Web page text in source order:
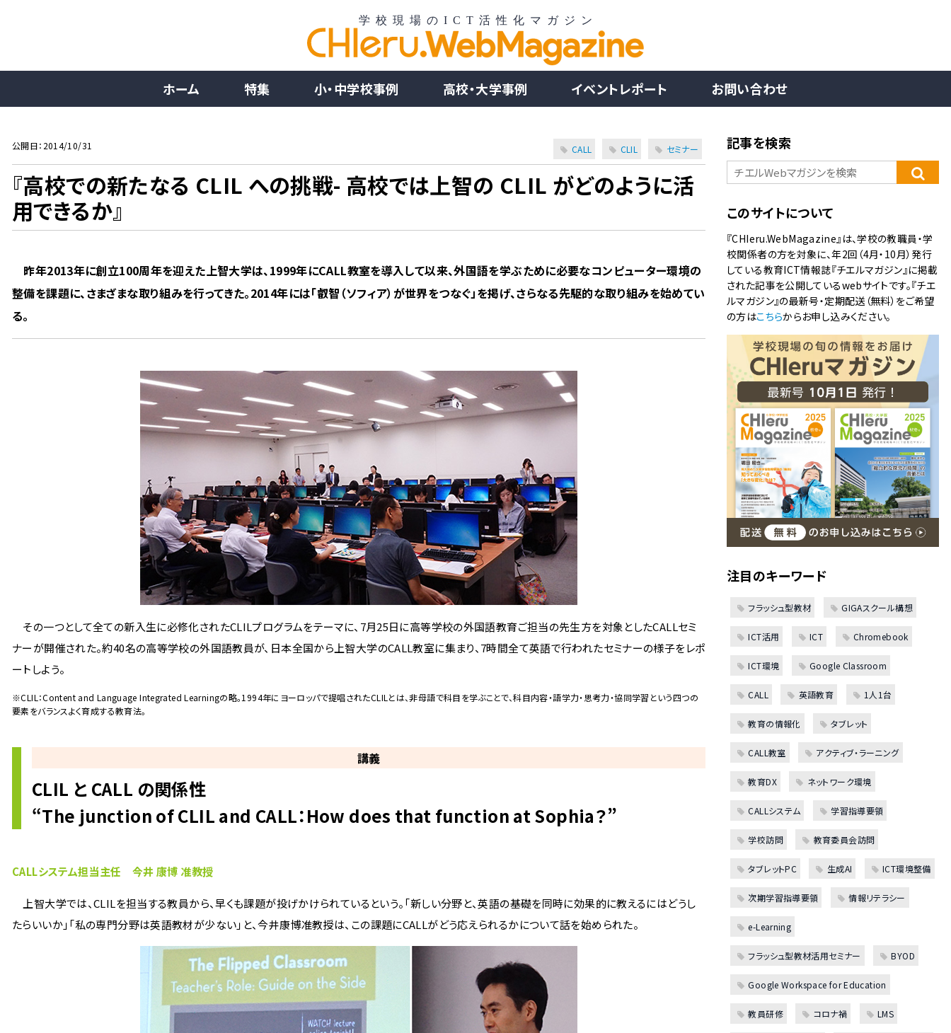
ホーム 特集 小・中学校事例 高校・大学事例 イベントレポート お問い合わせ
公開日：2014/10/31 CALL CLIL セミナー
『高校での新たなる CLIL への挑戦- 高校では上智の CLIL がどのように活
用できるか』
昨年2013年に創立100周年を迎えた上智大学は、1999年にCALL教室を導入して以来、外国語を学ぶために必要なコンピューター環境の
整備を課題に、さまざまな取り組みを行ってきた。2014年には「叡智（ソフィア）が世界をつなぐ」を掲げ、さらなる先駆的な取り組みを始めてい
る。
その一つとして全ての新入生に必修化されたCLILプログラムをテーマに、7月25日に高等学校の外国語教育ご担当の先生方を対象としたCALLセミ
ナーが開催された。約40名の高等学校の外国語教員が、日本全国から上智大学のCALL教室に集まり、7時間全て英語で行われたセミナーの様子をレポ
ートしよう。
※CLIL：Content and Language Integrated Learningの略。1994年にヨーロッパで提唱されたCLILとは、非母語で科目を学ぶことで、科目内容・語学力・思考力・協同学習という四つの
要素をバランスよく育成する教育法。
講義
CLIL と CALL の関係性
“The junction of CLIL and CALL：How does that function at Sophia？”
CALLシステム担当主任 今井 康博 准教授
上智大学では、CLILを担当する教員から、早くも課題が投げかけられているという。「新しい分野と、英語の基礎を同時に効果的に教えるにはどうし
たらいいか」「私の専門分野は英語教材が少ない」と、今井康博准教授は、この課題にCALLがどう応えられるかについて話を始められた。
記事を検索
このサイトについて
『CHIeru.WebMagazine』は、学校の教職員・学
校関係者の方を対象に、年2回（4月・10月）発行
している教育ICT情報誌『チエルマガジン』に掲載
された記事を公開しているwebサイトです。『チエ
ルマガジン』の最新号・定期配送（無料）をご希望
の方はこちらからお申し込みください。
注目のキーワード
フラッシュ型教材 GIGAスクール構想
ICT活用 ICT Chromebook
ICT環境 Google Classroom
CALL 英語教育 1人1台
教育の情報化 タブレット
CALL教室 アクティブ・ラーニング
教育DX ネットワーク環境
CALLシステム 学習指導要領
学校訪問 教育委員会訪問
タブレットPC 生成AI ICT環境整備
次期学習指導要領 情報リテラシー
e-Learning
フラッシュ型教材活用セミナー BYOD
Google Workspace for Education
教員研修 コロナ禍 LMS